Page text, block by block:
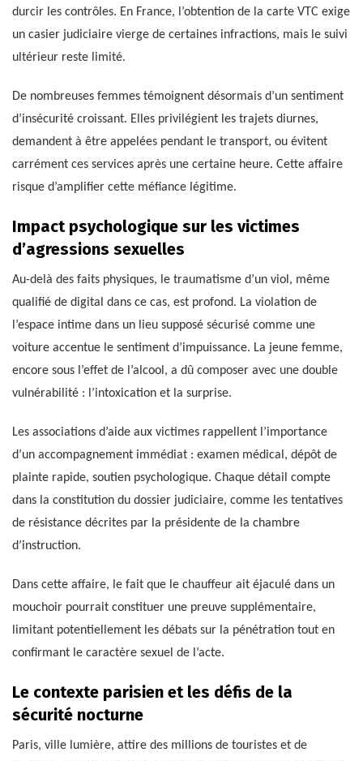
durcir les contrôles. En France, l’obtention de la carte VTC exige
un casier judiciaire vierge de certaines infractions, mais le suivi
ultérieur reste limité.
De nombreuses femmes témoignent désormais d’un sentiment
d’insécurité croissant. Elles privilégient les trajets diurnes,
demandent à être appelées pendant le transport, ou évitent
carrément ces services après une certaine heure. Cette affaire
risque d’amplifier cette méfiance légitime.
Impact psychologique sur les victimes
d’agressions sexuelles
Au-delà des faits physiques, le traumatisme d’un viol, même
qualifié de digital dans ce cas, est profond. La violation de
l’espace intime dans un lieu supposé sécurisé comme une
voiture accentue le sentiment d’impuissance. La jeune femme,
encore sous l’effet de l’alcool, a dû composer avec une double
vulnérabilité : l’intoxication et la surprise.
Les associations d’aide aux victimes rappellent l’importance
d’un accompagnement immédiat : examen médical, dépôt de
plainte rapide, soutien psychologique. Chaque détail compte
dans la constitution du dossier judiciaire, comme les tentatives
de résistance décrites par la présidente de la chambre
d’instruction.
Dans cette affaire, le fait que le chauffeur ait éjaculé dans un
mouchoir pourrait constituer une preuve supplémentaire,
limitant potentiellement les débats sur la pénétration tout en
confirmant le caractère sexuel de l’acte.
Le contexte parisien et les défis de la
sécurité nocturne
Paris, ville lumière, attire des millions de touristes et de